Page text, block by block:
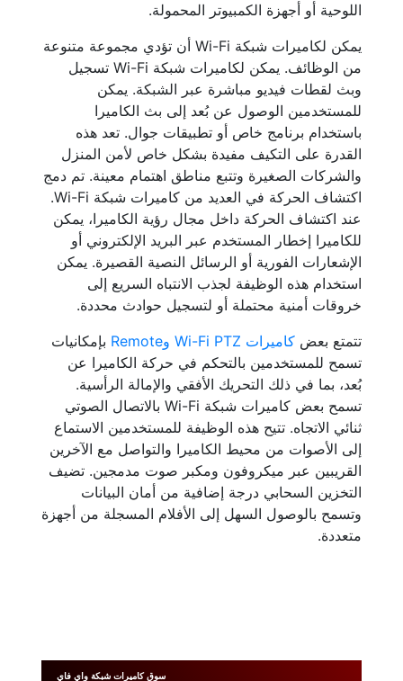
اللوحية أو أجهزة الكمبيوتر المحمولة.
يمكن لكاميرات شبكة Wi-Fi أن تؤدي مجموعة متنوعة
من الوظائف. يمكن لكاميرات شبكة Wi-Fi تسجيل
وبث لقطات فيديو مباشرة عبر الشبكة. يمكن
للمستخدمين الوصول عن بُعد إلى بث الكاميرا
باستخدام برنامج خاص أو تطبيقات جوال. تعد هذه
القدرة على التكيف مفيدة بشكل خاص لأمن المنزل
والشركات الصغيرة وتتبع مناطق اهتمام معينة. تم دمج
اكتشاف الحركة في العديد من كاميرات شبكة Wi-Fi.
عند اكتشاف الحركة داخل مجال رؤية الكاميرا، يمكن
للكاميرا إخطار المستخدم عبر البريد الإلكتروني أو
الإشعارات الفورية أو الرسائل النصية القصيرة. يمكن
استخدام هذه الوظيفة لجذب الانتباه السريع إلى
خروقات أمنية محتملة أو لتسجيل حوادث محددة.
تتمتع بعض كاميرات Wi-Fi PTZ وRemote
بإمكانيات
تسمح للمستخدمين بالتحكم في حركة الكاميرا عن
بُعد، بما في ذلك التحريك الأفقي والإمالة الرأسية.
تسمح بعض كاميرات شبكة Wi-Fi بالاتصال الصوتي
ثنائي الاتجاه. تتيح هذه الوظيفة للمستخدمين الاستماع
إلى الأصوات من محيط الكاميرا والتواصل مع الآخرين
القريبين عبر ميكروفون ومكبر صوت مدمجين. تضيف
التخزين السحابي درجة إضافية من أمان البيانات
وتسمح بالوصول السهل إلى الأفلام المسجلة من أجهزة
متعددة.
سوق كاميرات شبكة واي فاي